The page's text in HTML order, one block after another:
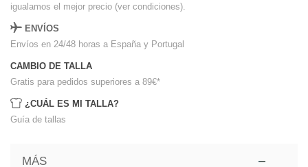
igualamos el mejor precio (ver condiciones).
ENVÍOS
Envíos en 24/48 horas a España y Portugal
CAMBIO DE TALLA
Gratis para pedidos superiores a 89€*
¿CUÁL ES MI TALLA?
Guía de tallas
MÁS